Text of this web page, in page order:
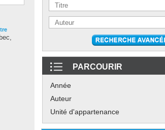
PARCOURIR
Année
Auteur
Unité d'appartenance